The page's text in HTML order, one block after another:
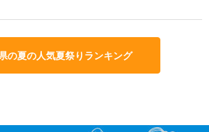
の夏の人気夏祭りランキング